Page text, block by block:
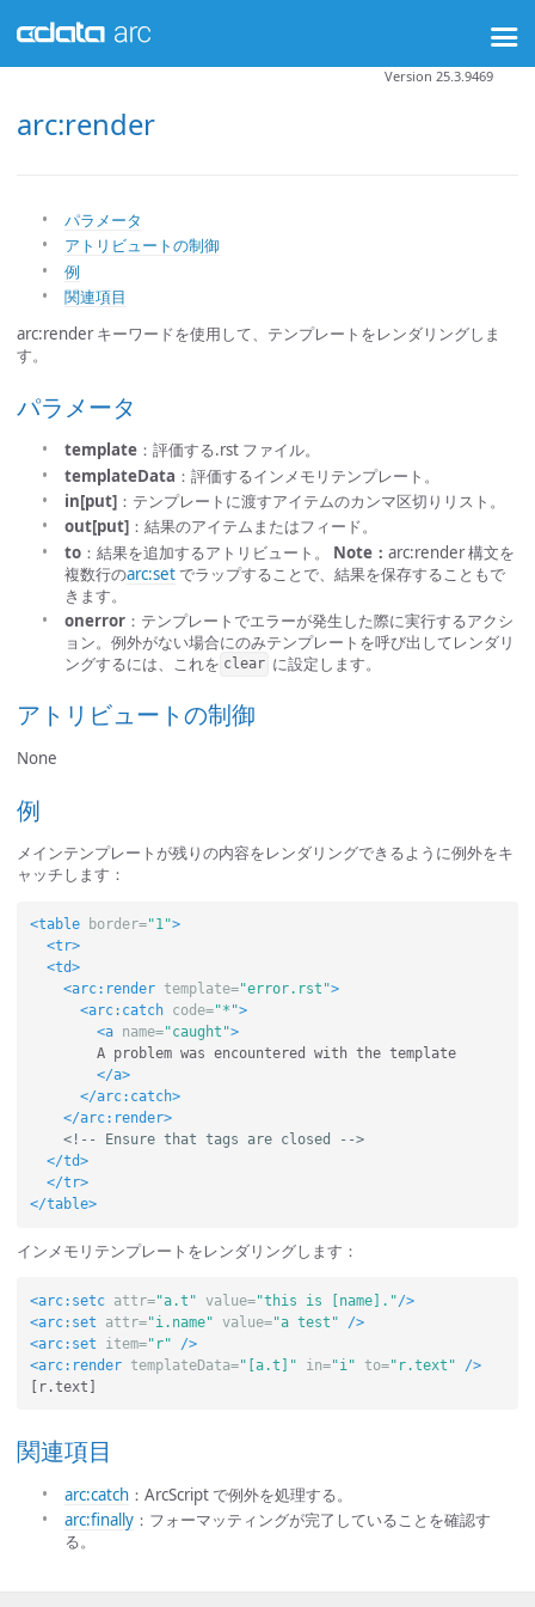
arc:render
Version 25.3.9469
パラメータ
アトリビュートの制御
例
関連項目
arc:render キーワードを使用して、テンプレートをレンダリングしま
す。
パラメータ
template ：評価する.rst ファイル。
templateData ：評価するインメモリテンプレート。
in[put] ：テンプレートに渡すアイテムのカンマ区切りリスト。
out[put] ：結果のアイテムまたはフィード。
to ：結果を追加するアトリビュート。 Note： arc:render 構文を
複数行のarc:set でラップすることで、結果を保存することもで
きます。
onerror ：テンプレートでエラーが発生した際に実行するアクシ
ョン。例外がない場合にのみテンプレートを呼び出してレンダリ
ングするには、これを clear に設定します。
アトリビュートの制御
None
例
メインテンプレートが残りの内容をレンダリングできるように例外をキ
ャッチします：
<table border="1">
<tr>
<td>
<arc:render
template="error.rst">
<arc:catch
code="*">
<a
name="caught">
        A problem was encountered with the template
</a>
</arc:catch>
</arc:render>
<!-- Ensure that tags are closed -->
</td>
</tr>
</table>
インメモリテンプレートをレンダリングします：
<arc:setc attr="a.t" value="this is [name]."/>
<arc:set
attr="i.name" value="a test"
/>
<arc:set
item="r"
/>
<arc:render
templateData="[a.t]" in="i" to="r.text"
/>
関連項目
arc:catch ：ArcScript で例外を処理する。
arc:finally ：フォーマッティングが完了していることを確認す
る。